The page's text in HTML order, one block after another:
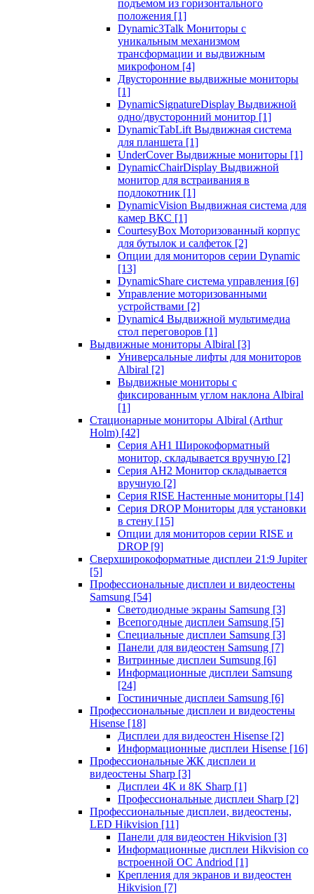
подъемом из горизонтального
положения [1]
Dynamic3Talk Мониторы с
уникальным механизмом
трансформации и выдвижным
микрофоном [4]
Двусторонние выдвижные мониторы
[1]
DynamicSignatureDisplay Выдвижной
одно/двусторонний монитор [1]
DynamicTabLift Выдвижная система
для планшета [1]
UnderCover Выдвижные мониторы [1]
DynamicChairDisplay Выдвижной
монитор для встраивания в
подлокотник [1]
DynamicVision Выдвижная система для
камер ВКС [1]
CourtesyBox Моторизованный корпус
для бутылок и салфеток [2]
Опции для мониторов серии Dynamic
[13]
DynamicShare система управления [6]
Управление моторизованными
устройствами [2]
Dynamic4 Выдвижной мультимедиа
стол переговоров [1]
Выдвижные мониторы Albiral [3]
Универсальные лифты для мониторов
Albiral [2]
Выдвижные мониторы с
фиксированным углом наклона Albiral
[1]
Стационарные мониторы Albiral (Arthur
Holm) [42]
Серия AH1 Широкоформатный
монитор, складывается вручную [2]
Серия AH2 Монитор складывается
вручную [2]
Серия RISE Настенные мониторы [14]
Серия DROP Мониторы для установки
в стену [15]
Опции для мониторов серии RISE и
DROP [9]
Сверхширокоформатные дисплеи 21:9 Jupiter
[5]
Профессиональные дисплеи и видеостены
Samsung [54]
Светодиодные экраны Samsung [3]
Всепогодные дисплеи Samsung [5]
Специальные дисплеи Samsung [3]
Панели для видеостен Samsung [7]
Витринные дисплеи Sumsung [6]
Информационные дисплеи Samsung
[24]
Гостиничные дисплеи Samsung [6]
Профессиональные дисплеи и видеостены
Hisense [18]
Дисплеи для видеостен Hisense [2]
Информационные дисплеи Hisense [16]
Профессиональные ЖК дисплеи и
видеостены Sharp [3]
Дисплеи 4K и 8K Sharp [1]
Профессиональные дисплеи Sharp [2]
Профессиональные дисплеи, видеостены,
LED Hikvision [11]
Панели для видеостен Hikvision [3]
Информационные дисплеи Hikvision со
встроенной ОС Andriod [1]
Крепления для экранов и видеостен
Hikvision [7]